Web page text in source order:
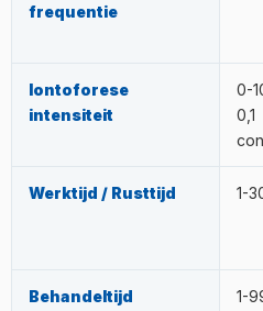
frequentie
Iontoforese
intensiteit
0-
Werktijd / Rusttijd 1-
Behandeltijd 1-